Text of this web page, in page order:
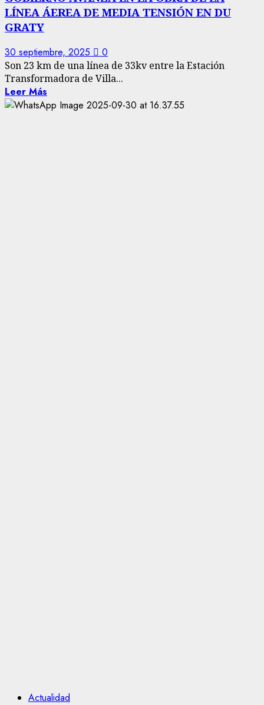
LÍNEA ÁEREA DE MEDIA TENSIÓN EN DU
GRATY
30 septiembre, 2025 0
Son 23 km de una línea de 33kv entre la Estación
Transformadora de Villa...
Leer Más
Actualidad